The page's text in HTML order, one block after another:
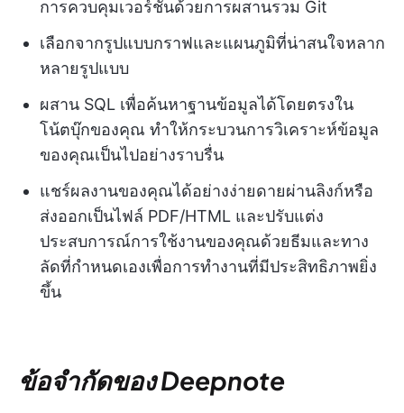
การควบคุมเวอร์ชันด้วยการผสานรวม Git
เลือกจากรูปแบบกราฟและแผนภูมิที่น่าสนใจหลาก
หลายรูปแบบ
ผสาน SQL เพื่อค้นหาฐานข้อมูลได้โดยตรงใน
โน้ตบุ๊กของคุณ ทำให้กระบวนการวิเคราะห์ข้อมูล
ของคุณเป็นไปอย่างราบรื่น
แชร์ผลงานของคุณได้อย่างง่ายดายผ่านลิงก์หรือ
ส่งออกเป็นไฟล์ PDF/HTML และปรับแต่ง
ประสบการณ์การใช้งานของคุณด้วยธีมและทาง
ลัดที่กำหนดเองเพื่อการทำงานที่มีประสิทธิภาพยิ่ง
ขึ้น
ข้อจำกัดของ Deepnote